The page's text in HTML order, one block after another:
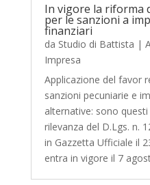
In vigore la riforma
per le sanzioni a
finanziari
da Studio di Battista |
Impresa
Applicazione del favor
sanzioni pecuniarie e
alternative: sono
rilevanza del D.Lgs. n.
in Gazzetta Ufficiale il
entra in vigore il 7